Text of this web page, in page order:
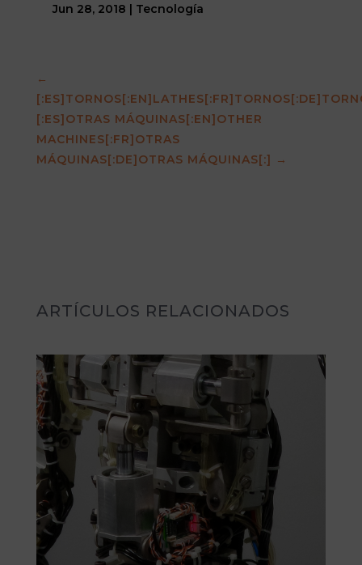
Jun 28, 2018 | Tecnología
←
[:ES]OTRAS MÁQUINAS[:EN]OTHER
MACHINES[:FR]OTRAS
MÁQUINAS[:DE]OTRAS MÁQUINAS[:] →
ARTÍCULOS RELACIONADOS